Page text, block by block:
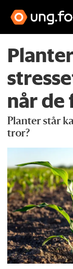
når de
Planter står
tror?